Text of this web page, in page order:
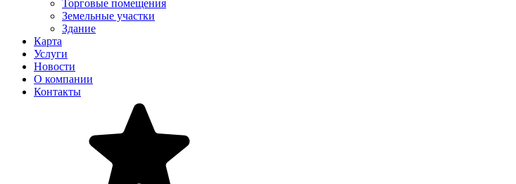
Торговые помещения
Земельные участки
Здание
Карта
Услуги
Новости
О компании
Контакты